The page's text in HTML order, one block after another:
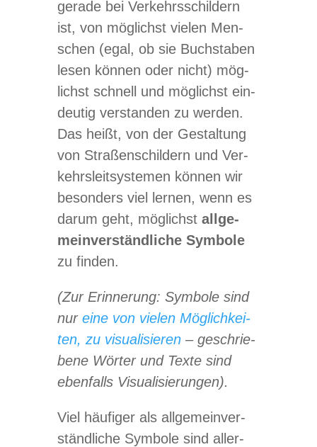
gerade bei Ver­kehrs­schil­dern
ist, von mög­lichst vie­len Men­
schen (egal, ob sie Buch­sta­ben
lesen kön­nen oder nicht) mög­
lichst schnell und mög­lichst ein­
deu­tig ver­stan­den zu wer­den.
Das heißt, von der Gestal­tung
von Stra­ßen­schil­dern und Ver­
kehrs­leit­sys­te­men kön­nen wir
beson­ders viel ler­nen, wenn es
darum geht, mög­lichst all­ge­
mein­ver­ständ­li­che Sym­bole
zu finden.
(Zur Erin­ne­rung: Sym­bole sind
nur eine von vie­len Mög­lich­kei­
ten, zu visua­li­sie­ren– geschrie­
bene Wör­ter und Texte sind
eben­falls Visualisierungen).
Viel häu­fi­ger als all­ge­mein­ver­
ständ­li­che Sym­bole sind aller­